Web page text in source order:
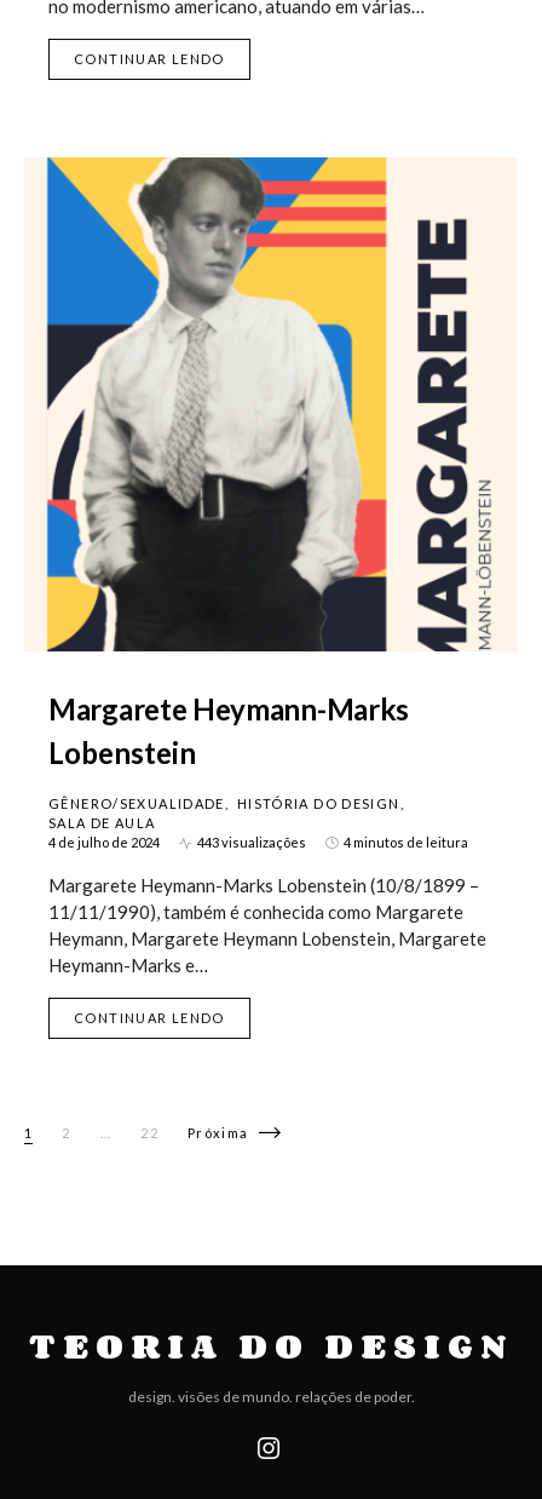
no modernismo americano, atuando em várias…
CONTINUAR LENDO
Margarete Heymann-Marks
Lobenstein
GÊNERO/SEXUALIDADE
HISTÓRIA DO DESIGN
SALA DE AULA
4 de julho de 2024
443 visualizações 4 minutos de leitura
Margarete Heymann-Marks Lobenstein (10/8/1899 –
11/11/1990), também é conhecida como Margarete
Heymann, Margarete Heymann Lobenstein, Margarete
Heymann-Marks e…
CONTINUAR LENDO
Navegação por posts
1 2 22 Próxima
TEORIA DO DESIGN
design. visões de mundo. relações de poder.